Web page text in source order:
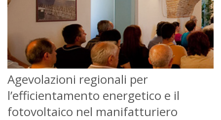
Agevolazioni regionali per
l’efficientamento energetico e il
fotovoltaico nel manifatturiero